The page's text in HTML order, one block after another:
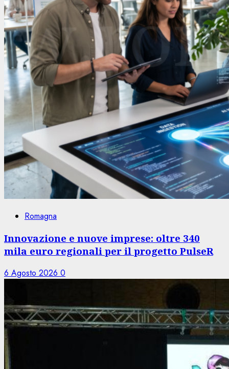
Romagna
Innovazione e nuove imprese: oltre 340
mila euro regionali per il progetto PulseR
6 Agosto 2026 0